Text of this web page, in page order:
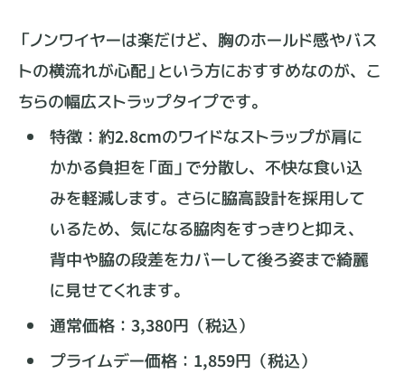
「ノンワイヤーは楽だけど、胸のホールド感やバス
トの横流れが心配」という方におすすめなのが、こ
ちらの幅広ストラップタイプです。
特徴：約2.8cmのワイドなストラップが肩に
かかる負担を「面」で分散し、不快な食い込
みを軽減します。さらに脇高設計を採用して
いるため、気になる脇肉をすっきりと抑え、
背中や脇の段差をカバーして後ろ姿まで綺麗
に見せてくれます。
通常価格：3,380円（税込）
プライムデー価格：1,859円（税込）